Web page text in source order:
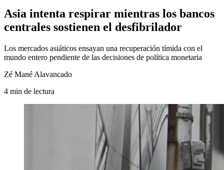
Asia intenta respirar mientras los bancos
centrales sostienen el desfibrilador
Los mercados asiáticos ensayan una recuperación tímida con el
mundo entero pendiente de las decisiones de política monetaria
Zé Mané Alavancado
4 min de lectura